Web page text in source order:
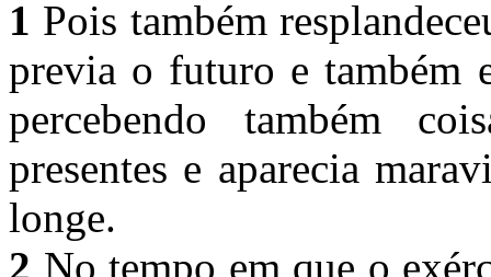
1 Pois também
previa o futuro e também
percebendo também
presentes e aparecia
longe.
2 No tempo em que o